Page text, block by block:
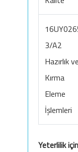
3/A2
Hazırlık ve
Kırma
Eleme
İşlemleri
Yeterlilik